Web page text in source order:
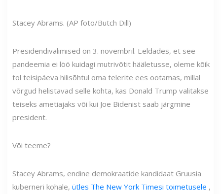
Stacey Abrams. (AP foto/Butch Dill)
Presidendivalimised on 3. novembril. Eeldades, et see
pandeemia ei löö kuidagi mutrivõtit hääletusse, oleme kõik
tol teisipäeva hilisõhtul oma telerite ees ootamas, millal
võrgud helistavad selle kohta, kas Donald Trump valitakse
teiseks ametiajaks või kui Joe Bidenist saab järgmine
president.
Või teeme?
Stacey Abrams, endine demokraatide kandidaat Gruusia
kuberneri kohale, ütles The New York Timesi toimetusele ,